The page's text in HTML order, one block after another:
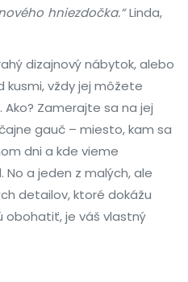
hniezdočka.“Linda,
dizajnový nábytok, alebo
kusmi, vždy jej môžete
Zamerajte sa na jej
gauč – miesto, kam sa
dni a kde vieme
No a jeden z malých, ale
detailov, ktoré dokážu
obohatiť, je váš vlastný